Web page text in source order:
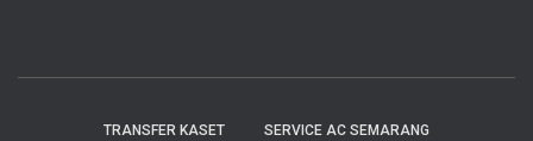
TRANSFER KASET SERVICE AC SEMARANG